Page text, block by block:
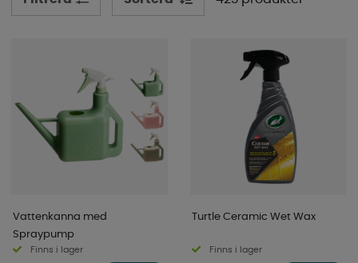
Vattenkanna med
Spraypump
Finns i lager
Turtle Ceramic Wet Wax
Finns i lager